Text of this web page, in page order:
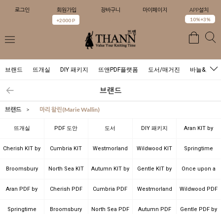
로그인 회원가입
+2000 P
장바구니 마이페이지 APP설치
10%+3%
브랜드 뜨개실 DIY 패키지 뜨앤PDF플랫폼 도서/매거진 바늘&도구
브랜드
브랜드 > 마리 왈린(Marie Wallin)
뜨개실 PDF 도안 도서 DIY 패키지 Aran KIT by
Marie Wallin
Cherish KIT by
Marie Wallin
Cumbria KIT
by Marie
Wallin
Westmorland
KIT by Marie
Wallin
Wildwood KIT
by Marie
Wallin
Springtime
KIT by Marie
Wallin
Broomsbury
KIT by Marie
Wallin
North Sea KIT
by Marie
Wallin
Autumn KIT by
Marie Wallin
Gentle KIT by
Marie Wallin
Once upon a
time KIT by
Marie Wallin
Aran PDF by
Marie Wallin
Cherish PDF
by Marie
Cumbria PDF
by Marie
Westmorland
PDF by Marie
Wildwood PDF
by Marie
Springtime Broomsbury North Sea PDF Autumn PDF Gentle PDF by